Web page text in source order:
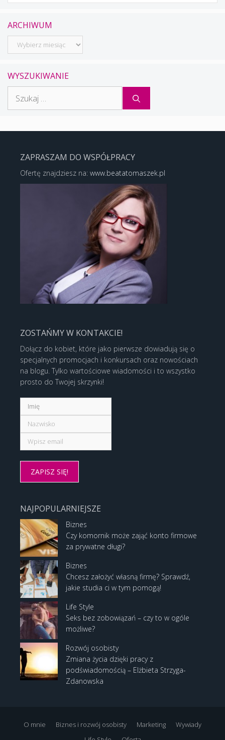
ARCHIWUM
Archiwum
WYSZUKIWANIE
ZAPRASZAM DO WSPÓŁPRACY
Ofertę znajdziesz na: www.beatatomaszek.pl
ZOSTAŃMY W KONTAKCIE!
Dołącz do kobiet, które jako pierwsze dowiadują się o
specjalnych promocjach i konkursach oraz nowościach
na blogu. Tylko wartościowe wiadomości i to wszystko
prosto do Twojej skrzynki!
NAJPOPULARNIEJSZE
Biznes
Czy komornik może zająć konto firmowe
za prywatne długi?
Biznes
Chcesz założyć własną firmę? Sprawdź,
jakie studia ci w tym pomogą!
Life Style
Seks bez zobowiązań – czy to w ogóle
możliwe?
Rozwój osobisty
Zmiana życia dzięki pracy z
podświadomością – Elżbieta Strzyga-
Zdanowska
O mnie Biznes i rozwój osobisty Marketing
Wywiady